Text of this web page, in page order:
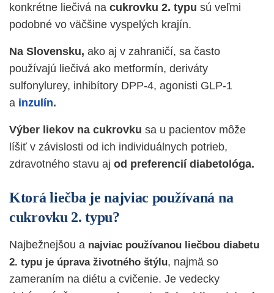
konkrétne liečivá na cukrovku 2. typu sú veľmi
podobné vo väčšine vyspelých krajín.
Na Slovensku, ako aj v zahraničí, sa často
používajú liečivá ako metformín, deriváty
sulfonylurey, inhibítory DPP-4, agonisti GLP-1
a inzulín.
Výber liekov na cukrovku sa u pacientov môže
líšiť v závislosti od ich individuálnych potrieb,
zdravotného stavu aj od preferencií diabetológa.
Ktorá liečba je najviac používaná na
cukrovku 2. typu?
Najbežnejšou a najviac používanou liečbou diabetu
2. typu je úprava životného štýlu, najmä so
zameraním na diétu a cvičenie. Je vedecky